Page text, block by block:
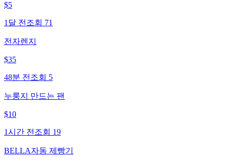
$5
1달 전 조회 71
전자렌지
$35
48분 전 조회 5
누룽지 만드는 팬
$10
1시간 전 조회 19
BELLA자동 제빵기